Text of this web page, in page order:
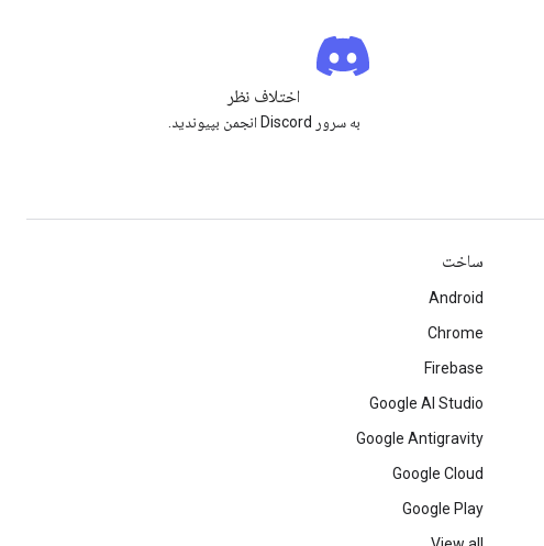
اختلاف نظر
به سرور Discord انجمن بپیوندید.
ساخت
Android
Chrome
Firebase
Google AI Studio
Google Antigravity
Google Cloud
Google Play